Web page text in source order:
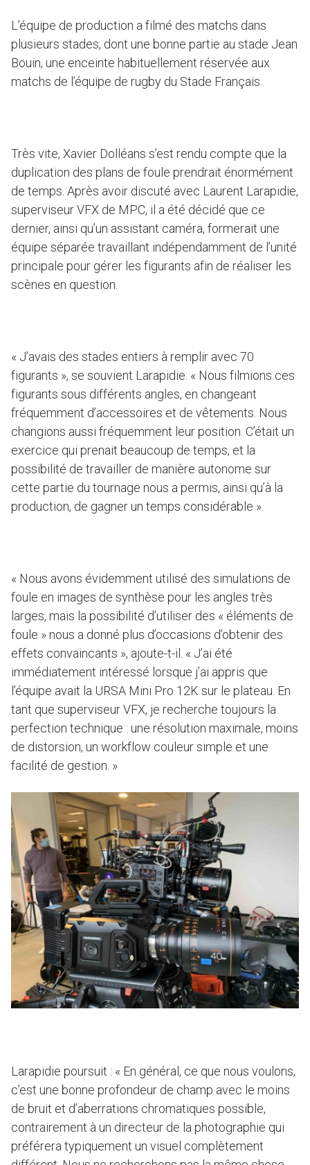
L’équipe de production a filmé des matchs dans
plusieurs stades, dont une bonne partie au stade Jean
Bouin, une enceinte habituellement réservée aux
matchs de l’équipe de rugby du Stade Français.
Très vite, Xavier Dolléans s’est rendu compte que la
duplication des plans de foule prendrait énormément
de temps. Après avoir discuté avec Laurent Larapidie,
superviseur VFX de MPC, il a été décidé que ce
dernier, ainsi qu’un assistant caméra, formerait une
équipe séparée travaillant indépendamment de l’unité
principale pour gérer les figurants afin de réaliser les
scènes en question.
« J’avais des stades entiers à remplir avec 70
figurants », se souvient Larapidie. « Nous filmions ces
figurants sous différents angles, en changeant
fréquemment d’accessoires et de vêtements. Nous
changions aussi fréquemment leur position. C’était un
exercice qui prenait beaucoup de temps, et la
possibilité de travailler de manière autonome sur
cette partie du tournage nous a permis, ainsi qu’à la
production, de gagner un temps considérable ».
« Nous avons évidemment utilisé des simulations de
foule en images de synthèse pour les angles très
larges, mais la possibilité d’utiliser des « éléments de
foule » nous a donné plus d’occasions d’obtenir des
effets convaincants », ajoute-t-il. « J’ai été
immédiatement intéressé lorsque j’ai appris que
l’équipe avait la URSA Mini Pro 12K sur le plateau. En
tant que superviseur VFX, je recherche toujours la
perfection technique : une résolution maximale, moins
de distorsion, un workflow couleur simple et une
facilité de gestion. »
Larapidie poursuit : « En général, ce que nous voulons,
c’est une bonne profondeur de champ avec le moins
de bruit et d’aberrations chromatiques possible,
contrairement à un directeur de la photographie qui
préférera typiquement un visuel complètement